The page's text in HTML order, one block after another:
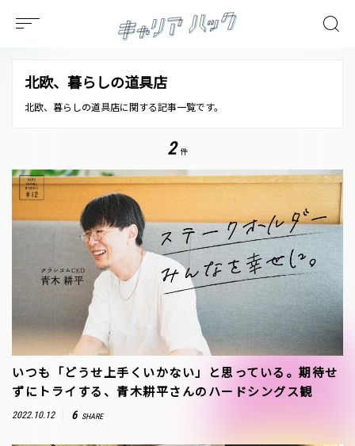
北欧、暮らしの道具店
北欧、暮らしの道具店に関する記事一覧です。
2 件
いつも「どうせ上手くいかない」と思っている。期待せ
ずにトライする、青木耕平さんのハードシングス観
2022.10.12 6 SHARE